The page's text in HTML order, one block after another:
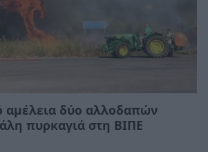
αμέλεια δύο αλλοδαπών
πυρκαγιά στη ΒΙΠΕ